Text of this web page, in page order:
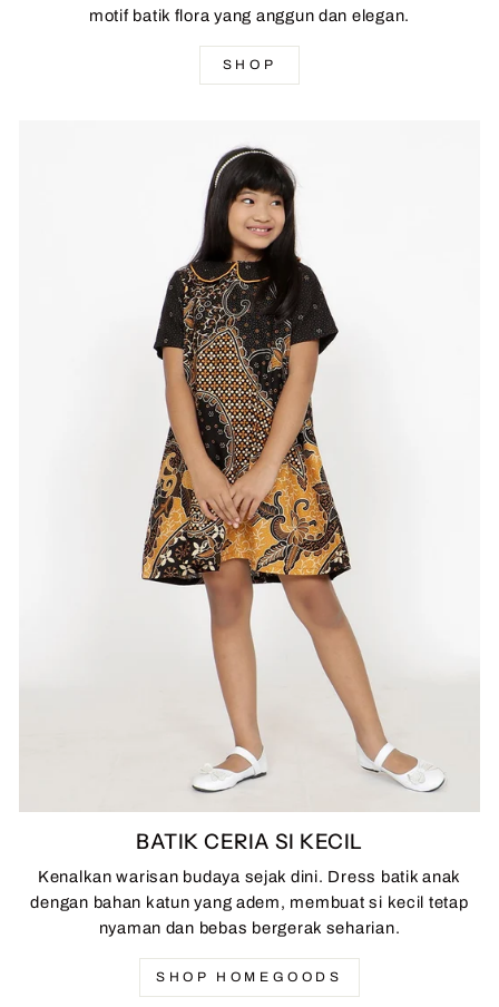
motif batik flora yang anggun dan elegan.
SHOP
BATIK CERIA SI KECIL
Kenalkan warisan budaya sejak dini. Dress batik anak
dengan bahan katun yang adem, membuat si kecil tetap
nyaman dan bebas bergerak seharian.
SHOP HOMEGOODS